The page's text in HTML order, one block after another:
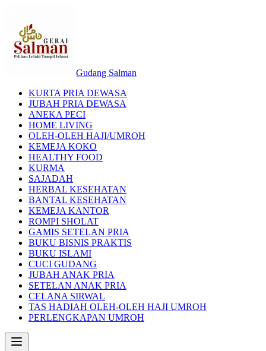
Gudang Salman
KURTA PRIA DEWASA
JUBAH PRIA DEWASA
ANEKA PECI
HOME LIVING
OLEH-OLEH HAJI/UMROH
KEMEJA KOKO
HEALTHY FOOD
KURMA
SAJADAH
HERBAL KESEHATAN
BANTAL KESEHATAN
KEMEJA KANTOR
ROMPI SHOLAT
GAMIS SETELAN PRIA
BUKU BISNIS PRAKTIS
BUKU ISLAMI
CUCI GUDANG
JUBAH ANAK PRIA
SETELAN ANAK PRIA
CELANA SIRWAL
TAS HADIAH OLEH-OLEH HAJI UMROH
PERLENGKAPAN UMROH